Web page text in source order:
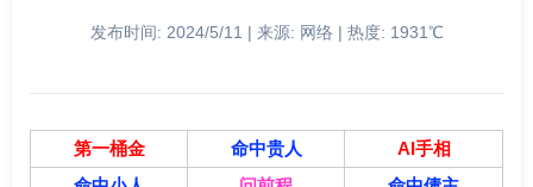
发布时间: 2024/5/11 | 来源: 网络 | 热度: 1931℃
第一桶金 命中贵人
AI手相